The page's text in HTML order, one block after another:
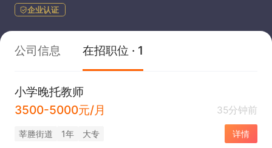
企业认证
公司信息 在招职位 · 1
小学晚托教师
3500-5000元/月
35分钟前
莘塍街道 1年 大专 详情